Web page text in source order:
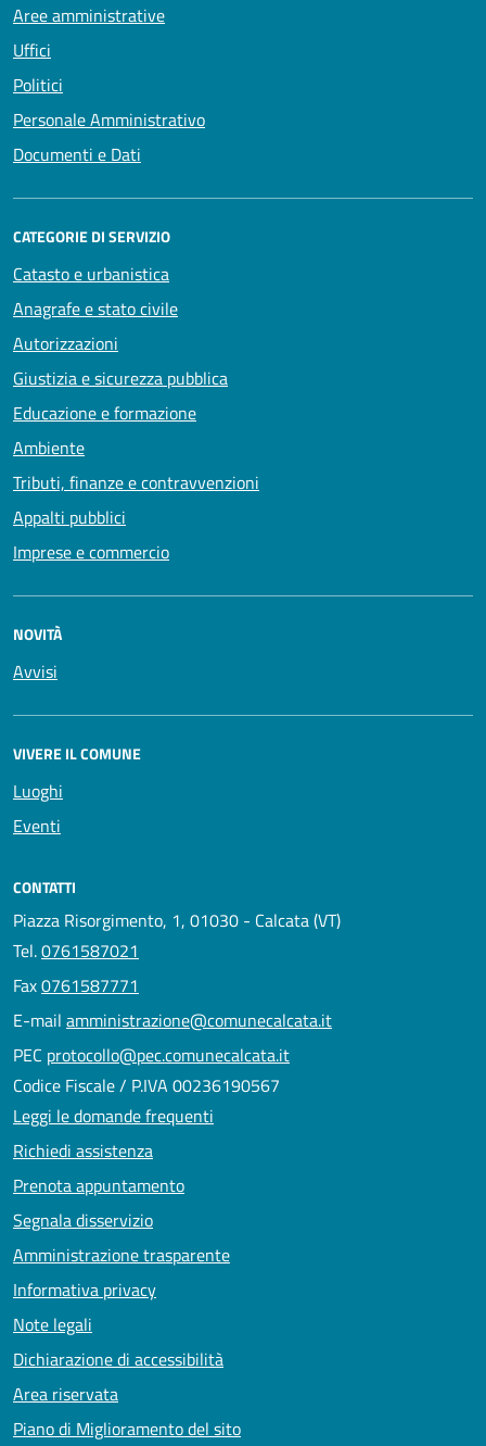
Aree amministrative
Uffici
Politici
Personale Amministrativo
Documenti e Dati
CATEGORIE DI SERVIZIO
Catasto e urbanistica
Anagrafe e stato civile
Autorizzazioni
Giustizia e sicurezza pubblica
Educazione e formazione
Ambiente
Tributi, finanze e contravvenzioni
Appalti pubblici
Imprese e commercio
NOVITÀ
Avvisi
VIVERE IL COMUNE
Luoghi
Eventi
CONTATTI
Piazza Risorgimento, 1, 01030 - Calcata (VT)
Tel.0761587021
Fax0761587771
E-mail amministrazione@comunecalcata.it
PEC protocollo@pec.comunecalcata.it
Codice Fiscale / P.IVA 00236190567
Leggi le domande frequenti
Richiedi assistenza
Prenota appuntamento
Segnala disservizio
Amministrazione trasparente
Informativa privacy
Note legali
Dichiarazione di accessibilità
Area riservata
Piano di Miglioramento del sito